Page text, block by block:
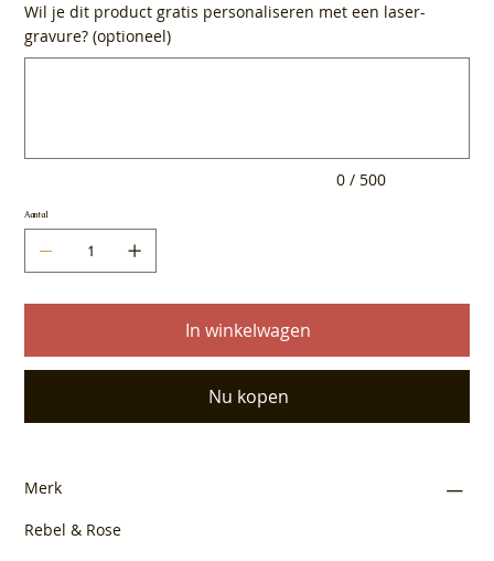
Wil je dit product gratis personaliseren met een laser-
gravure? (optioneel)
0 / 500
Aantal
In winkelwagen
Nu kopen
Merk
Rebel & Rose